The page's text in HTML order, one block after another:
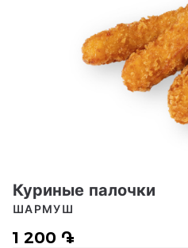
Куриные палочки
1 200 ֏
ШАРМУШ